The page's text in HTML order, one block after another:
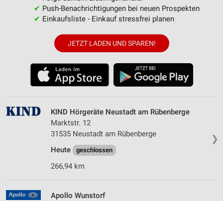
✔ Push-Benachrichtigungen bei neuen Prospekten
✔ Einkaufsliste - Einkauf stressfrei planen
JETZT LADEN UND SPAREN!
❯
KIND Hörgeräte Neustadt am Rübenberge
Marktstr. 12
31535 Neustadt am Rübenberge
Heute
geschlossen
266,94 km
Apollo Wunstorf